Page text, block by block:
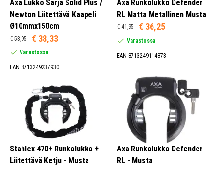
Avain (133)
45 mm (2)
50 mm (2)
51 mm (6)
56 mm (4)
Axa Lukko Sarja Solid Plus /
Newton Liitettävä Kaapeli
Ø10mmx150cm
€ 53,95 € 38,33
Varastossa
EAN 8713249237930
Axa Runkolukko Defender
RL Matta Metallinen Musta
€ 41,95 € 36,25
Varastossa
EAN 8713249114873
Stahlex 470+ Runkolukko +
Liitettävä Ketju - Musta
Axa Runkolukko Defender
RL - Musta